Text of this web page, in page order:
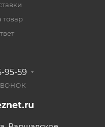
товар
95-59